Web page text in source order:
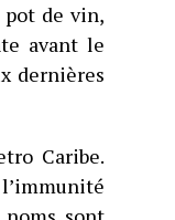
de vin,
avant le
dernières
Caribe.